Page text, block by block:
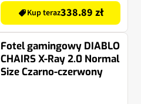
Kup teraz338.89 zł
Fotel gamingowy DIABLO
CHAIRS X-Ray 2.0 Normal
Size Czarno-czerwony